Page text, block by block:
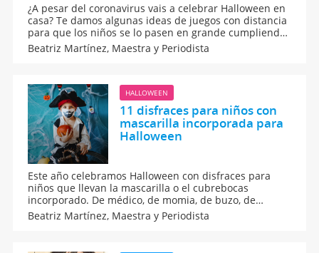
¿A pesar del coronavirus vais a celebrar Halloween en
casa? Te damos algunas ideas de juegos con distancia
para que los niños se lo pasen en grande cumpliendo
con las medidas de seguridad para evitar el contagio
de la covid 19 en esta pandemia. Disfraces, juegos,
Beatriz Martínez, Maestra y Periodista
HALLOWEEN
11 disfraces para niños con
mascarilla incorporada para
Halloween
Este año celebramos Halloween con disfraces para
niños que llevan la mascarilla o el cubrebocas
incorporado. De médico, de momia, de buzo, de
bruja... Geniales ideas de disfraces de Halloween muy
originales para celebrar con seguridad el 31 de
Beatriz Martínez, Maestra y Periodista